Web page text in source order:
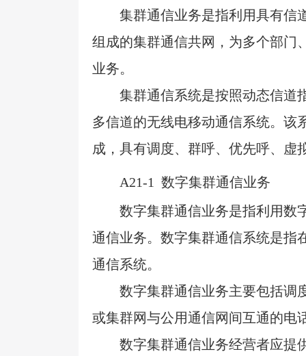
集群通信业务是指利用具有信
组成的集群通信共网，为多个部门
业务。
集群通信系统是按照动态信道
多信道的无线电移动通信系统。该
成，具有调度、群呼、优先呼、虚
A21-1 数字集群通信业务
数字集群通信业务是指利用数
通信业务。数字集群通信系统是指
通信系统。
数字集群通信业务主要包括调
或集群网与公用通信网间互通的电
数字集群通信业务经营者应提